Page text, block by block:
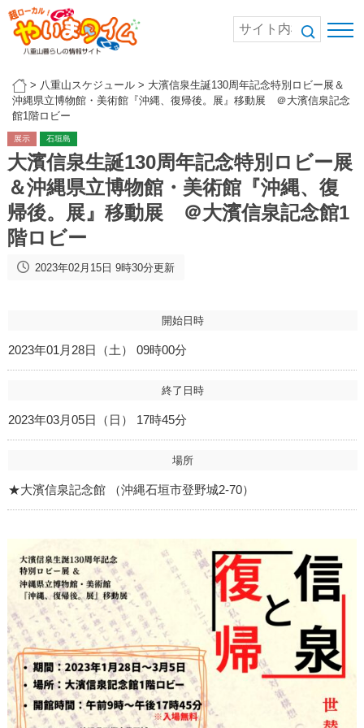
> 八重山スケジュール> 大濱信泉生誕130周年記念特別ロビー展＆
沖縄県立博物館・美術館『沖縄、復帰後。展』移動展 ＠大濱信泉記念
館1階ロビー
展示 石垣島
大濱信泉生誕130周年記念特別ロビー展
＆沖縄県立博物館・美術館『沖縄、復
帰後。展』移動展 ＠大濱信泉記念館1
階ロビー
2023年02月15日 9時30分更新
開始日時
2023年01月28日（土） 09時00分
終了日時
2023年03月05日（日） 17時45分
場所
★大濱信泉記念館 （沖縄石垣市登野城2-70）